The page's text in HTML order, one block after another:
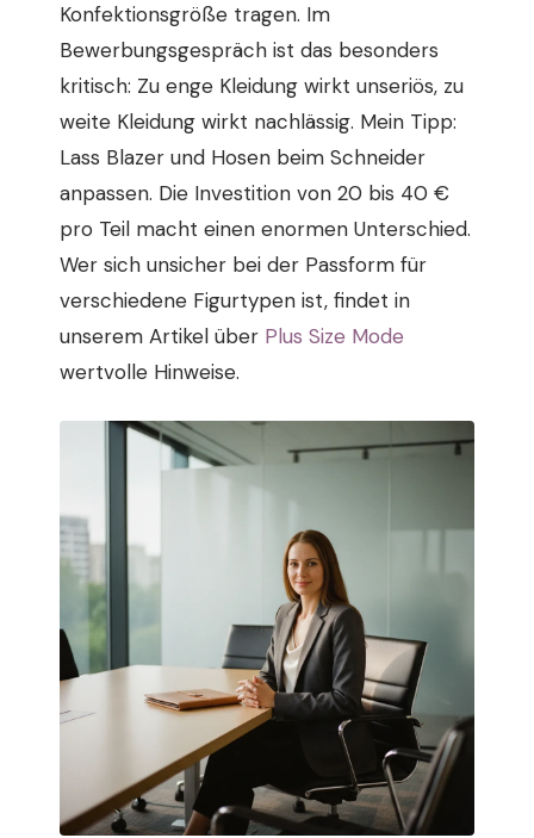
Konfektionsgröße tragen. Im
Bewerbungsgespräch ist das besonders
kritisch: Zu enge Kleidung wirkt unseriös, zu
weite Kleidung wirkt nachlässig. Mein Tipp:
Lass Blazer und Hosen beim Schneider
anpassen. Die Investition von 20 bis 40 €
pro Teil macht einen enormen Unterschied.
Wer sich unsicher bei der Passform für
verschiedene Figurtypen ist, findet in
unserem Artikel über Plus Size Mode
wertvolle Hinweise.